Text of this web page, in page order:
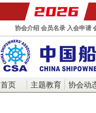
协会介绍 会员名录 入会申请
首页 主题教育 协会动